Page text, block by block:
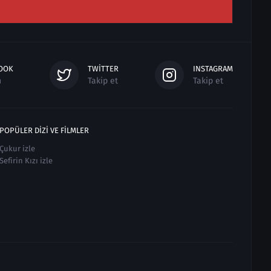
TWITTER
Takip et
INSTAGRAM
Takip et
POPÜLER DIZI VE FILMLER
Çukur izle
Sefirin Kızı izle